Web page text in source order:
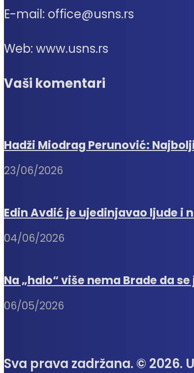
E-mail: office@usns.rs
Web: www.usns.rs
Vaši komentari
Hadži Miodrag Perunović:
23/06/2026
Edin Avdić je ujedinjavao ljude i
04/06/2026
Na „halo“ više nema Brade da
06/05/2026
Sva prava zadržana. © 2026.